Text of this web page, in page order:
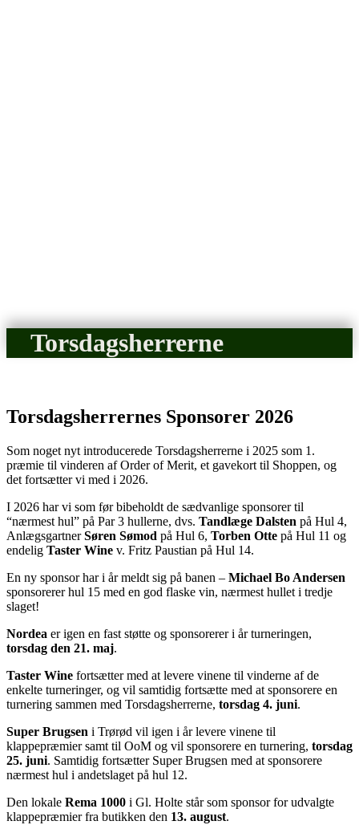
Torsdagsherrerne
Torsdagsherrernes Sponsorer 2026
Som noget nyt introducerede Torsdagsherrerne i 2025 som 1.
præmie til vinderen af Order of Merit, et gavekort til Shoppen, og
det fortsætter vi med i 2026.
I 2026 har vi som før bibeholdt de sædvanlige sponsorer til
“nærmest hul” på Par 3 hullerne, dvs. Tandlæge Dalsten på Hul 4,
AnlægsgartnerSøren Sømod på Hul 6, Torben Otte på Hul 11 og
endelig Taster Wine v. Fritz Paustian på Hul 14.
En ny sponsor har i år meldt sig på banen – Michael Bo Andersen
sponsorerer hul 15 med en god flaske vin, nærmest hullet i tredje
slaget!
Nordea er igen en fast støtte og sponsorerer i år turneringen,
torsdag den 21. maj.
Taster Wine fortsætter med at levere vinene til vinderne af de
enkelte turneringer, og vil samtidig fortsætte med at sponsorere en
turnering sammen med Torsdagsherrerne, torsdag 4. juni.
Super Brugsen i Trørød vil igen i år levere vinene til
klappepræmier samt til OoM og vil sponsorere en turnering, torsdag
25. juni. Samtidig fortsætter Super Brugsen med at sponsorere
nærmest hul i andetslaget på hul 12.
Den lokale Rema 1000 i Gl. Holte står som sponsor for udvalgte
klappepræmier fra butikken den 13. august.